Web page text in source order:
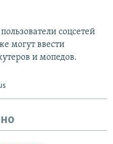
соцсетей
могут ввести
и мопедов.